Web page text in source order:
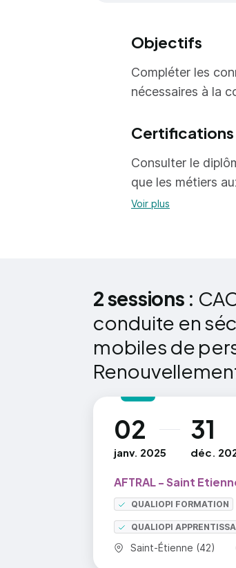
Objectifs
Compléter les
nécessaires à la
Certifications
Consulter le
que les métiers
Voir plus
2 sessions :
conduite en
mobiles de
02
janv. 2025
au 31
déc.
AFTRAL - Saint
QUALIOPI FORMATION
QUALIOPI
Commune :
Saint-Étienne (42)